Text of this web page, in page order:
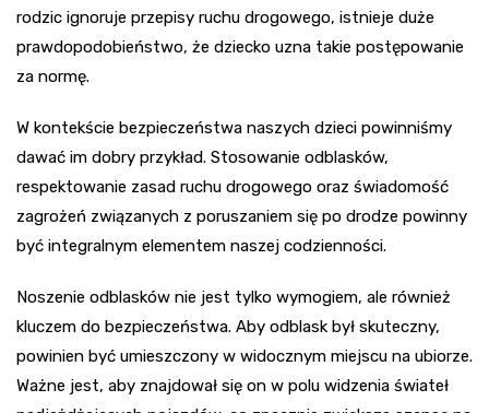
rodzic ignoruje przepisy ruchu drogowego, istnieje duże
prawdopodobieństwo, że dziecko uzna takie postępowanie
za normę.
W kontekście bezpieczeństwa naszych dzieci powinniśmy
dawać im dobry przykład. Stosowanie odblasków,
respektowanie zasad ruchu drogowego oraz świadomość
zagrożeń związanych z poruszaniem się po drodze powinny
być integralnym elementem naszej codzienności.
Noszenie odblasków nie jest tylko wymogiem, ale również
kluczem do bezpieczeństwa. Aby odblask był skuteczny,
powinien być umieszczony w widocznym miejscu na ubiorze.
Ważne jest, aby znajdował się on w polu widzenia świateł